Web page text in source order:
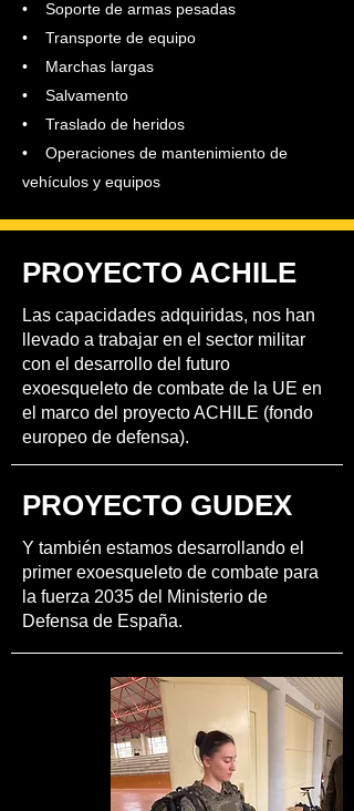
• Soporte de armas pesadas
• Transporte de equipo
• Marchas largas
• Salvamento
• Traslado de heridos
• Operaciones de mantenimiento de
vehículos y equipos
PROYECTO ACHILE
Las capacidades adquiridas, nos han
llevado a trabajar en el sector militar
con el desarrollo del futuro
exoesqueleto de combate de la UE en
el marco del proyecto ACHILE (fondo
europeo de defensa).
PROYECTO GUDEX
Y también estamos desarrollando el
primer exoesqueleto de combate para
la fuerza 2035 del Ministerio de
Defensa de España.